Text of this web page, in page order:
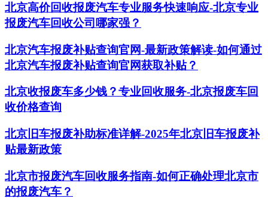
北京高价回收报废汽车专业服务快速响应-北京专业
报废汽车回收公司哪家强？
北京汽车报废补贴查询官网-最新政策解读-如何通过
北京汽车报废补贴查询官网获取补贴？
北京收报废车多少钱？专业回收服务-北京报废车回
收价格查询
北京旧车报废补助标准详解-2025年北京旧车报废补
贴最新政策
北京市报废汽车回收服务指南-如何正确处理北京市
的报废汽车？